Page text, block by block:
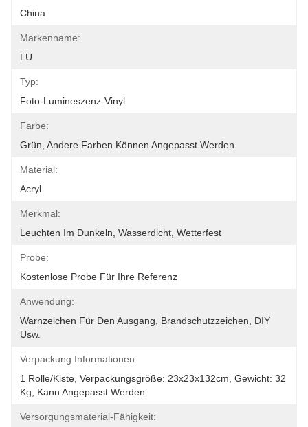
China
Markenname:
LU
Typ:
Foto-Lumineszenz-Vinyl
Farbe:
Grün, Andere Farben Können Angepasst Werden
Material:
Acryl
Merkmal:
Leuchten Im Dunkeln, Wasserdicht, Wetterfest
Probe:
Kostenlose Probe Für Ihre Referenz
Anwendung:
Warnzeichen Für Den Ausgang, Brandschutzzeichen, DIY
Usw.
Verpackung Informationen:
1 Rolle/Kiste, Verpackungsgröße: 23x23x132cm, Gewicht: 32
Kg, Kann Angepasst Werden
Versorgungsmaterial-Fähigkeit: